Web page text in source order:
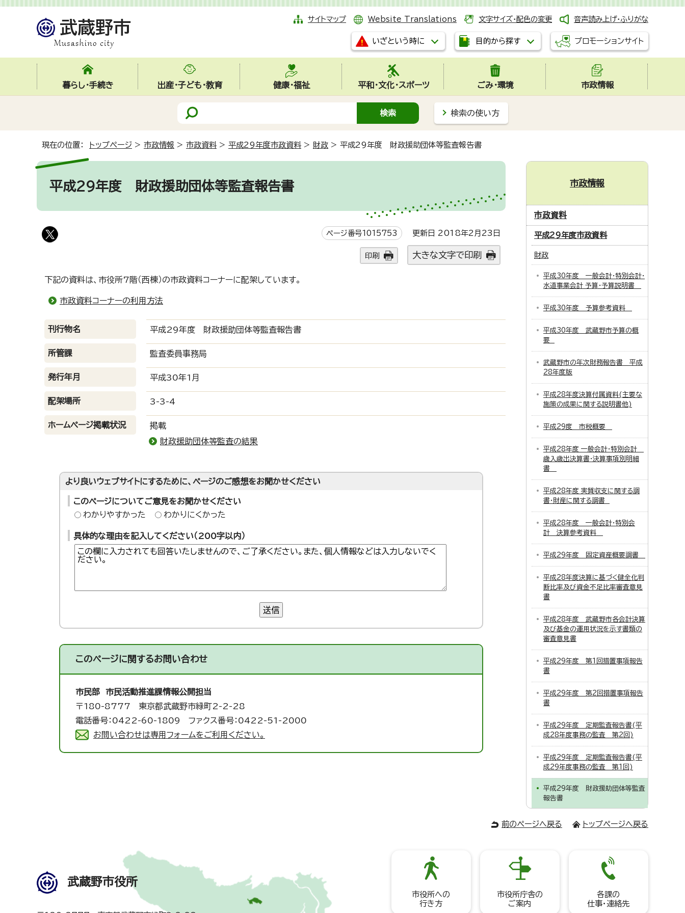
サイトマップ Website Translations 文字サイズ・配色の変更 音声読み上げ・ふりがな
いざという時に 目的から探す プロモーションサイト
暮らし・手続き 出産・子ども・教育 健康・福祉 平和・文化・スポーツ ごみ・環境 市政情報
検索の使い方
現在の位置： トップページ > 市政情報 > 市政資料 > 平成29年度市政資料 > 財政 > 平成29年度 財政援助団体等監査報告書
平成29年度 財政援助団体等監査報告書
ページ番号1015753 更新日 2018年2月23日
印刷 大きな文字で印刷
下記の資料は、市役所7階（西棟）の市政資料コーナーに配架しています。
市政資料コーナーの利用方法
刊行物名 平成29年度 財政援助団体等監査報告書
所管課 監査委員事務局
発行年月 平成30年1月
配架場所 3-3-4
ホームページ掲載状況
掲載
財政援助団体等監査の結果
より良いウェブサイトにするために、ページのご感想をお聞かせください
このページについてご意見をお聞かせください
わかりやすかった
わかりにくかった
具体的な理由を記入してください（200字以内）
送信
このページに関するお問い合わせ
市民部 市民活動推進課情報公開担当
〒180-8777 東京都武蔵野市緑町2-2-28
電話番号：0422-60-1809 ファクス番号：0422-51-2000
お問い合わせは専用フォームをご利用ください。
市政情報
市政資料
平成29年度市政資料
財政
平成30年度 一般会計・特別会計・
水道事業会計 予算・予算説明書
平成30年度 予算参考資料
平成30年度 武蔵野市予算の概
要
武蔵野市の年次財務報告書 平成
28年度版
平成28年度決算付属資料(主要な
施策の成果に関する説明書他)
平成29度 市税概要
平成28年度 一般会計・特別会計
歳入歳出決算書・決算事項別明細
書
平成28年度 実質収支に関する調
書・財産に関する調書
平成28年度 一般会計・特別会
計 決算参考資料
平成29年度 固定資産概要調書
平成28年度決算に基づく健全化判
断比率及び資金不足比率審査意見
書
平成28年度 武蔵野市各会計決算
及び基金の運用状況を示す書類の
審査意見書
平成29年度 第1回措置事項報告
書
平成29年度 第2回措置事項報告
書
平成29年度 定期監査報告書(平
成28年度事務の監査 第2回)
平成29年度 定期監査報告書(平
成29年度事務の監査 第1回)
平成29年度 財政援助団体等監査
報告書
前のページへ戻る トップページへ戻る
武蔵野市役所
市役所への
行き方
市役所庁舎の
ご案内
各課の
仕事・連絡先